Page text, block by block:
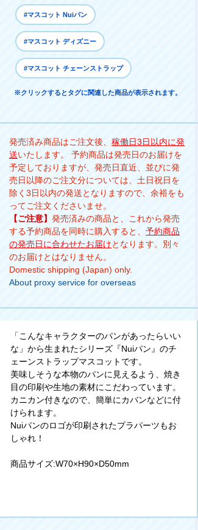
#マスコット Nuiパン
#マスコット ディズニー
#マスコット チェーンストラップ
※クリックするとタグに関連した商品が表示されます。
発売済み商品はご注文後、 稼働日3日以内に発
送いたします。 予約商品は発売日のお届けを
予定しておりますが、発売日直近、並びに発
売日以降のご注文分については、土日祝日を
除く3日以内の発送となりますので、余裕をも
ってご注文くださいませ。
【ご注意】 発売済みの商品と、これから発売
する予約商品を同時に購入すると、 予約商品
の発売日に合わせたお届けとなります。別々
のお届けとはなりません。
Domestic shipping (Japan) only.
About proxy service for overseas
「こんなキャラクターのパンがあったらいい
な」から生まれたシリーズ『Nuiパン』のチ
ェーンストラップマスコットです。
美味しそうな本物のパンに見えるよう、焼き
目の印刷や生地の素材にこだわっています。
カニカン付きなので、簡単にカバンなどに付
けられます。
Nuiパンのロゴが印刷されたプラパーツもお
しゃれ！
商品サイズ:W70×H90×D50mm